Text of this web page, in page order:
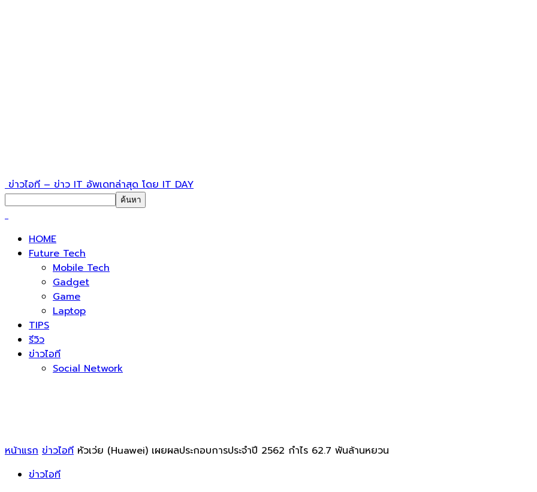
ข่าวไอที – ข่าว IT อัพเดทล่าสุด โดย IT DAY
HOME
Future Tech
Mobile Tech
Gadget
Game
Laptop
TIPS
รีวิว
ข่าวไอที
Social Network
หน้าแรก ข่าวไอที หัวเว่ย (Huawei) เผยผลประกอบการประจำปี 2562 กำไร 62.7 พันล้านหยวน
ข่าวไอที